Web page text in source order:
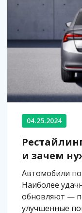
04.25.2024
и зачем
Автомобили
Наиболее
обновляют —
улучшенные